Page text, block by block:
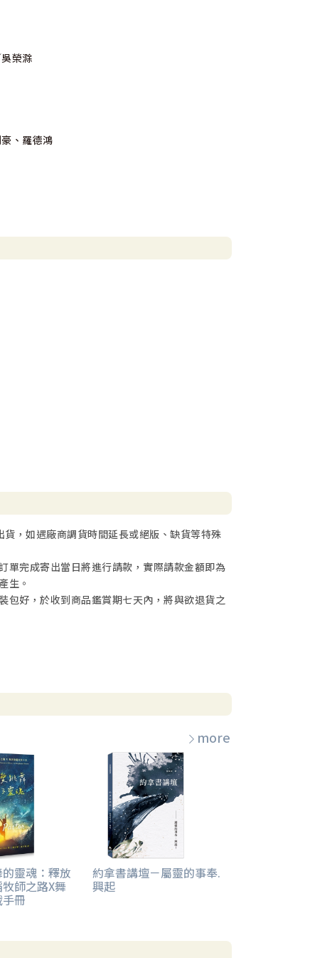
榮滁
、羅德鴻
，如遇廠商調貨時間延長或絕版、缺貨等特殊
單完成寄出當日將進行請款，實際請款金額即為
生。
包好，於收到商品鑑賞期七天內，將與欲退貨之
more
靈魂：釋放
師之路X舞
冊
約拿書講壇－屬靈的事奉.
興起